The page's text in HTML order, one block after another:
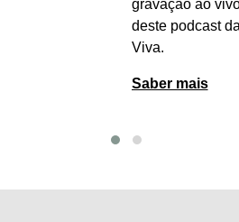
gravação ao
deste podcast
Viva.
Saber mais